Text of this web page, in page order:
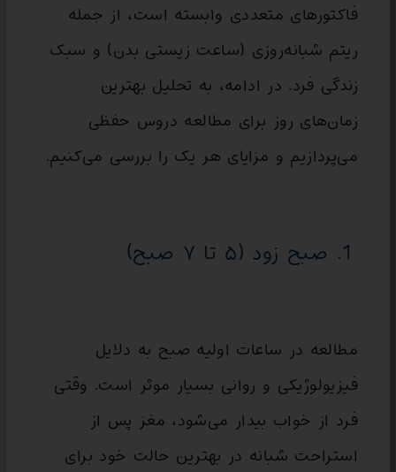
فاکتورهای متعددی وابسته است، از جمله
ریتم شبانه‌روزی (ساعت زیستی بدن) و سبک
زندگی فرد. در ادامه، به تحلیل بهترین
زمان‌های روز برای مطالعه دروس حفظی
می‌پردازیم و مزایای هر یک را بررسی می‌کنیم.
مطالعه در ساعات اولیه صبح به دلایل
فیزیولوژیکی و روانی بسیار موثر است. وقتی
فرد از خواب بیدار می‌شود، مغز پس از
استراحت شبانه در بهترین حالت خود برای